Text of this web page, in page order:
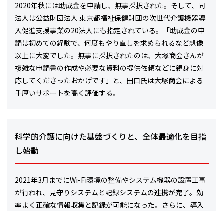
2020年秋には助成金を申請し、無事採択された。そして、同
法人は公益財団法人 東京都福祉保健財団の次世代介護機器導
入促進支援事業の20法人にも指定されている。「助成金の申
請は初めての経験で、何度もやり直しを求められるなど想像
以上に大変でした。無事に採択されたのは、大塚商会さんが
複雑な申請書の作成や必要な資料の提供依頼などに親身に対
応してくださったおかげです」と、田口氏は大塚商会による
手厚いサポートを高く評価する。
科学的介護に向けた基盤づくりと、全体最適化を目指
し始動
2021年3月までにWi-Fi環境の整備やシステム機器の設置工事
が行われ、見守りシステムと記録システムの連携が完了。効
率よく正確な情報収集と記録が可能になった。さらに、導入